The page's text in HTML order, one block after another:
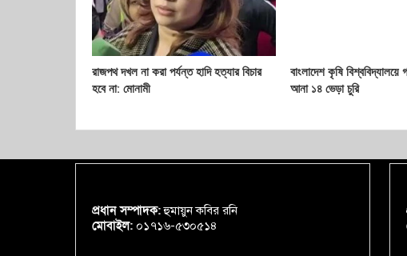
রাজপথ দখল না করা পর্যন্ত হাদি হত্যার বিচার
হবে না: মোনামী
বাংলাদেশ কৃষি বিশ্ববিদ্যালয়ে
আনা ১৪ ভেড়া চুরি
প্রধান সম্পাদক:হুমায়ুন কবির রনি
মোবাইল: ০১৭১৬-৫৩০৫১৪